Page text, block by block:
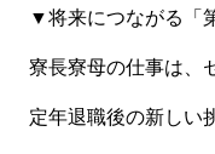
▼将来につながる「
寮長寮母の仕事は、
定年退職後の新しい